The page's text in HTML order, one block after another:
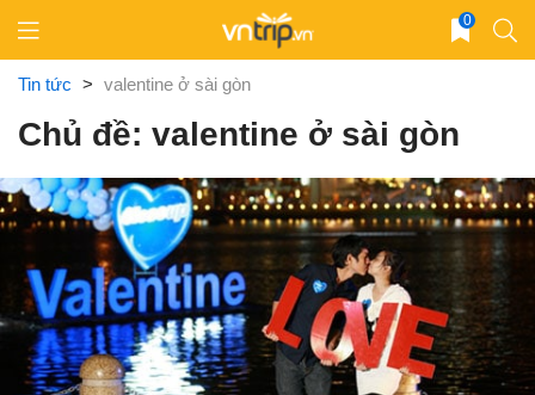
content
0
Tin tức > valentine ở sài gòn
Chủ đề: valentine ở sài gòn